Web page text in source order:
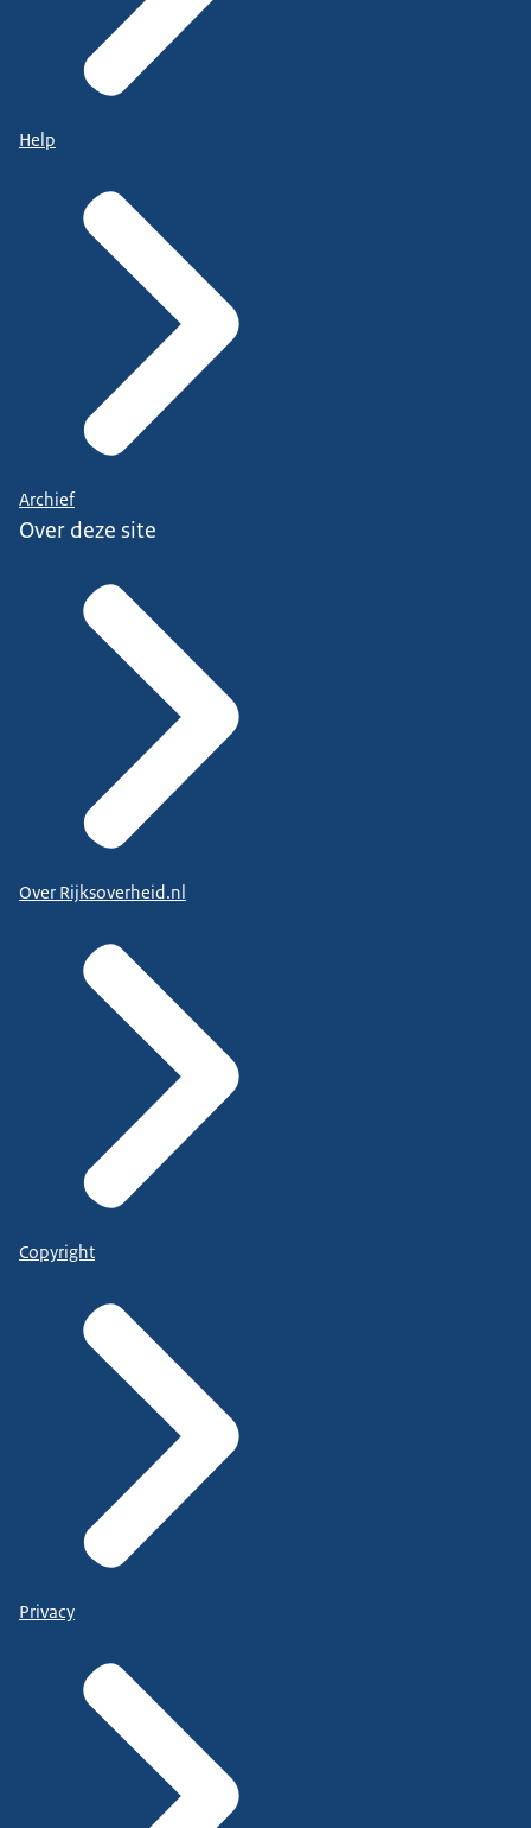
Help
Archief
Over deze site
Over Rijksoverheid.nl
Copyright
Privacy